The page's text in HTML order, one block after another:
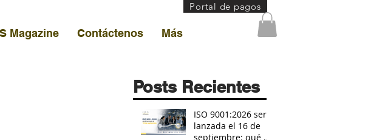
Portal de pagos
Magazine Contáctenos Más
Posts Recientes
ISO 9001:2026 será
lanzada el 16 de
septiembre: qué se